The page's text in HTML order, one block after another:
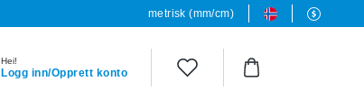
metrisk (mm/cm)
Hei!
Logg inn/Opprett konto